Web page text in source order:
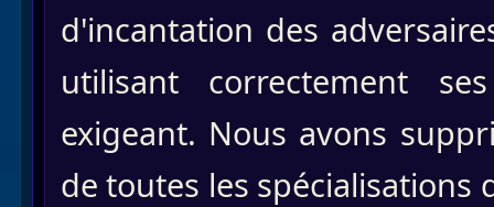
d'incantation des
utilisant correctement
exigeant. Nous avons
de toutes les spécialisations